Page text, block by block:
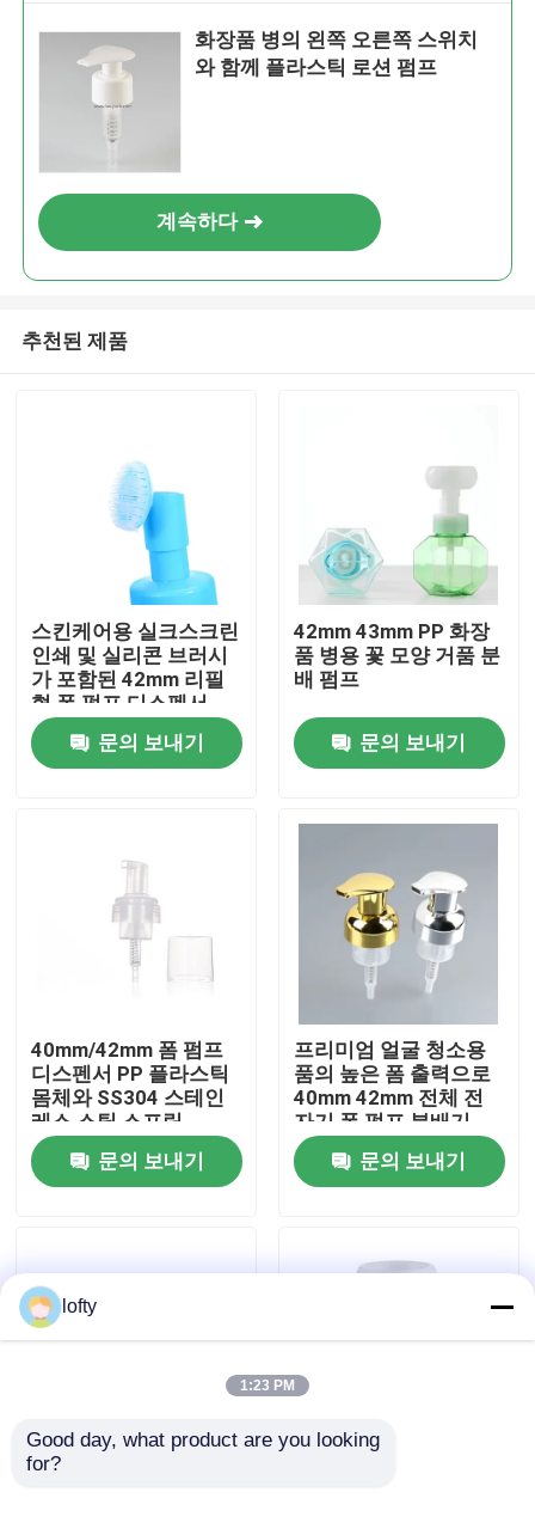
우리에 대하여
공장 여행
연락주세요
경우
화장품 병의 왼쪽 오른쪽 스위치
와 함께 플라스틱 로션 펌프
계속하다
추천된 제품
스킨케어용 실크스크린
인쇄 및 실리콘 브러시
가 포함된 42mm 리필
형 폼 펌프 디스펜서
문의 보내기
42mm 43mm PP 화장
품 병용 꽃 모양 거품 분
배 펌프
문의 보내기
40mm/42mm 폼 펌프
디스펜서 PP 플라스틱
몸체와 SS304 스테인
레스 스틸 스프링
문의 보내기
프리미엄 얼굴 청소용
품의 높은 폼 출력으로
40mm 42mm 전체 전
자기 폼 펌프 분배기
문의 보내기
28/410 얼굴 및 신체 관
lofty
1:23 PM
Good day, what product are you looking
for?